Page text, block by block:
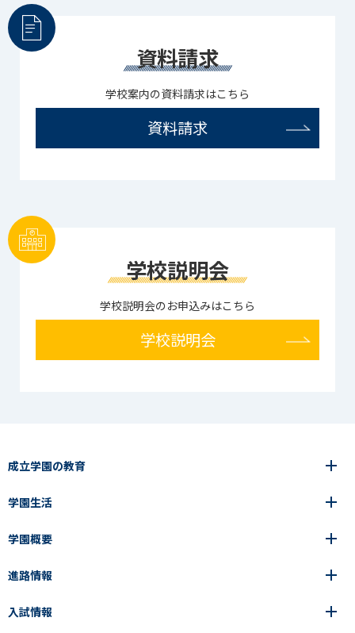
資料請求
学校案内の資料請求はこちら
資料請求
学校説明会
学校説明会のお申込みはこちら
学校説明会
成立学園の教育
6年間の一貫教育
中学校
高等学校
成立メソッド
教科指導の特徴
中学校
成立メソッド
成立学園ならではの教育
学園生活
年間行事
施設紹介
制服
学園概要
学園の歩み
アクセス
進路情報
進路・進学
入試情報